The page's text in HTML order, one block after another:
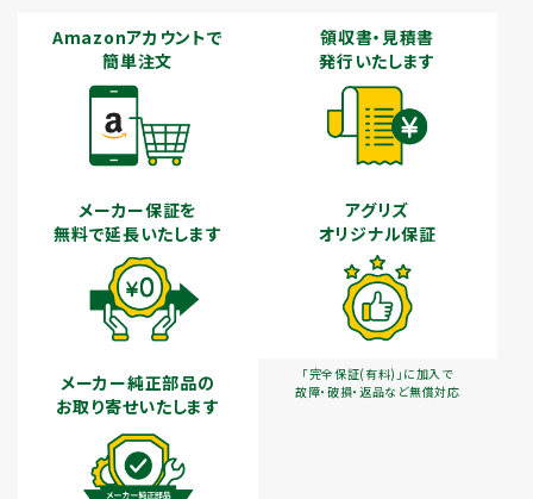
Amazonアカウントで
簡単注文
領収書・見積書
発行いたします
メーカー保証を
無料で延長いたします
アグリズ
オリジナル保証
「完全保証(有料)」に加入で
故障・破損・返品など無償対応
メーカー純正部品の
お取り寄せいたします